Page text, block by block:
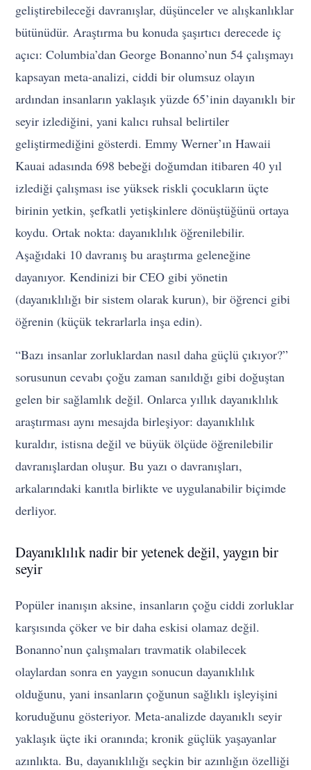
geliştirebileceği davranışlar, düşünceler ve alışkanlıklar
bütünüdür. Araştırma bu konuda şaşırtıcı derecede iç
açıcı: Columbia’dan George Bonanno’nun 54 çalışmayı
kapsayan meta-analizi, ciddi bir olumsuz olayın
ardından insanların yaklaşık yüzde 65’inin dayanıklı bir
seyir izlediğini, yani kalıcı ruhsal belirtiler
geliştirmediğini gösterdi. Emmy Werner’ın Hawaii
Kauai adasında 698 bebeği doğumdan itibaren 40 yıl
izlediği çalışması ise yüksek riskli çocukların üçte
birinin yetkin, şefkatli yetişkinlere dönüştüğünü ortaya
koydu. Ortak nokta: dayanıklılık öğrenilebilir.
Aşağıdaki 10 davranış bu araştırma geleneğine
dayanıyor. Kendinizi bir CEO gibi yönetin
(dayanıklılığı bir sistem olarak kurun), bir öğrenci gibi
öğrenin (küçük tekrarlarla inşa edin).
“Bazı insanlar zorluklardan nasıl daha güçlü çıkıyor?”
sorusunun cevabı çoğu zaman sanıldığı gibi doğuştan
gelen bir sağlamlık değil. Onlarca yıllık dayanıklılık
araştırması aynı mesajda birleşiyor: dayanıklılık
kuraldır, istisna değil ve büyük ölçüde öğrenilebilir
davranışlardan oluşur. Bu yazı o davranışları,
arkalarındaki kanıtla birlikte ve uygulanabilir biçimde
derliyor.
Dayanıklılık nadir bir yetenek değil, yaygın bir
seyir
Popüler inanışın aksine, insanların çoğu ciddi zorluklar
karşısında çöker ve bir daha eskisi olamaz değil.
Bonanno’nun çalışmaları travmatik olabilecek
olaylardan sonra en yaygın sonucun dayanıklılık
olduğunu, yani insanların çoğunun sağlıklı işleyişini
koruduğunu gösteriyor. Meta-analizde dayanıklı seyir
yaklaşık üçte iki oranında; kronik güçlük yaşayanlar
azınlıkta. Bu, dayanıklılığı seçkin bir azınlığın özelliği